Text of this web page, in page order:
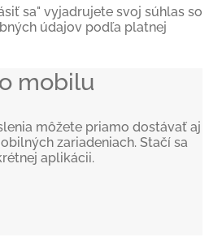
sa" vyjadrujete svoj súhlas so
údajov podľa platnej
mobilu
môžete priamo dostávať aj
zariadeniach. Stačí sa
aplikácii.